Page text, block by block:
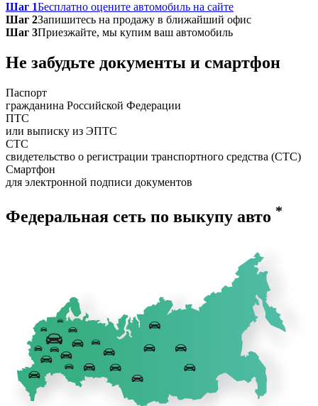
Шаг 1Бесплатно оцените автомобиль на сайте
Шаг 2Запишитесь на продажу в ближайший офис
Шаг 3Приезжайте, мы купим ваш автомобиль
Не забудьте документы и смартфон
Паспорт
гражданина Российской Федерации
ПТС
или выписку из ЭПТС
СТС
свидетельство о регистрации транспортного средства (СТС)
Смартфон
для электронной подписи документов
Федеральная сеть по выкупу авто *